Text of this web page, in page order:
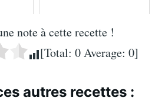
note à cette recette !
[Total: 0Average: 0]
autres recettes :